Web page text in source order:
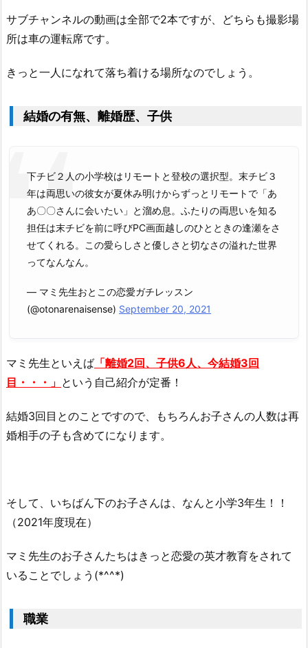
サブチャンネルの動画は全部で2本ですが、どちらも撮影場
所は車の運転席です。
きっと一人になれて落ち着ける場所なのでしょう。
結婚の有無、離婚歴、子供
下チビ２人の小学校はリモートと登校の選択型。末チビ３
年は両思いの彼女が夏休み明けからずっとリモートで「あ
あ〇〇さんに会いたい」と溜め息。ふたりの両思いを知る
担任は末チビを前に呼びPC画面越しのひとときの逢瀬をさ
せてくれる。この愛らしさと優しさと切なさの溢れた世界
ってなんなん。
— マミ先生おとこの恋愛ガチレッスン
(@otonarenaisense) September 20, 2021
マミ先生といえば 「離婚2回、子供6人、今結婚3回
目・・・」 という自己紹介が定番！
結婚3回目とのことですので、もちろんお子さんの人数は再
婚相手の子も含めてになります。
そして、いちばん下のお子さんは、なんと小学3年生！！
（2021年度現在）
マミ先生のお子さんたちはきっと恋愛の英才教育をされて
いることでしょう(*^^*)
職業